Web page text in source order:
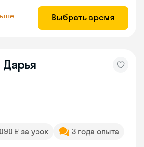
Выбрать время
Дарья
₽ за урок
3 года опыта